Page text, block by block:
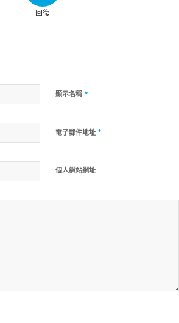
回復
顯示名稱 *
電子郵件地址 *
個人網站網址